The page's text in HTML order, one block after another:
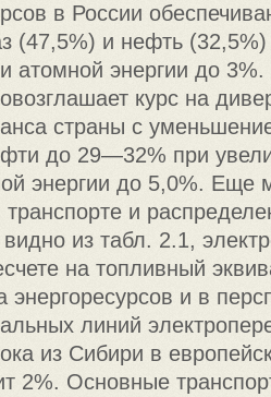
в России
(47,5%) и нефть
атомной энергии до 3%.
курс на
страны с
до 29—32% при
энергии до 5,0%. Еще
транспорте и
видно из табл. 2.1,
на топливный
энергоресурсов и в
линий
из Сибири в
2%. Основные